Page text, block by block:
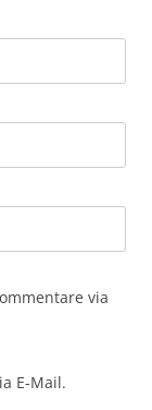
via
E-Mail.